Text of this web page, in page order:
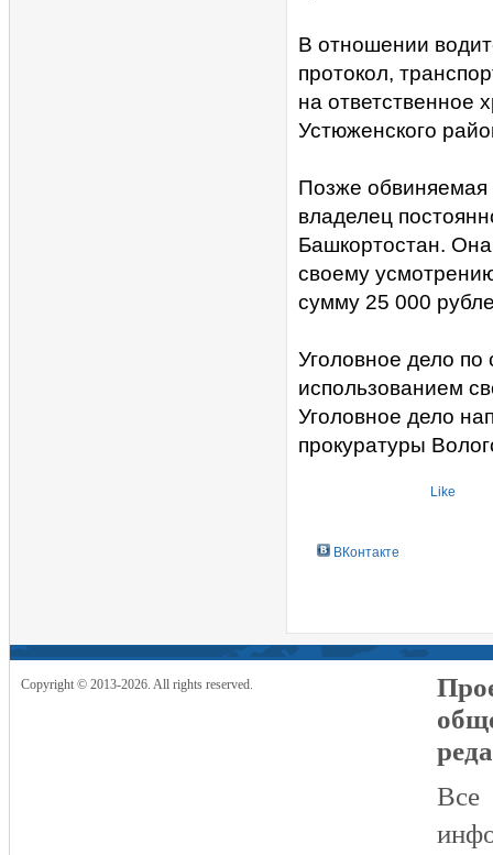
В отношении
протокол,
на ответственное
Устюженского
Позже обвиняемая
владелец
Башкортостан.
своему
сумму 25 000
Уголовное дело
использованием
Уголовное дело
прокуратуры
Like
ВКонтакте
Copyright © 2013-2026. All rights reserved.